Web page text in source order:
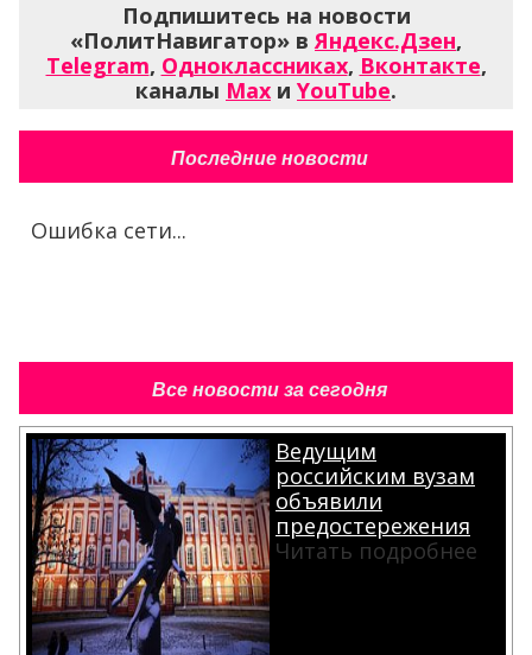
Подпишитесь на новости
«ПолитНавигатор» вЯндекс.Дзен,
Telegram, Одноклассниках, Вконтакте,
каналы Max и YouTube.
Последние новости
Ошибка сети...
Все новости за сегодня
Ведущим
российским вузам
объявили
предостережения
Читать подробнее